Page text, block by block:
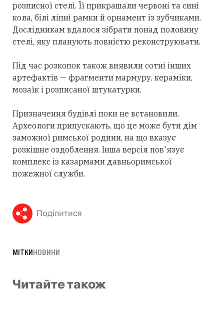
розписної стелі. Її прикрашали червоні та сині
кола, білі ліпні рамки й орнамент із зубчиками.
Дослідникам вдалося зібрати понад половину
стелі, яку планують повністю реконструювати.
Під час розкопок також виявили сотні інших
артефактів — фрагменти мармуру, кераміки,
мозаїк і розписаної штукатурки.
Призначення будівлі поки не встановили.
Археологи припускають, що це може бути дім
заможної римської родини, на що вказує
розкішне оздоблення. Інша версія пов'язує
комплекс із казармами давньоримської
пожежної служби.
Поділитися
МІТКИНОВИНИ
Читайте також